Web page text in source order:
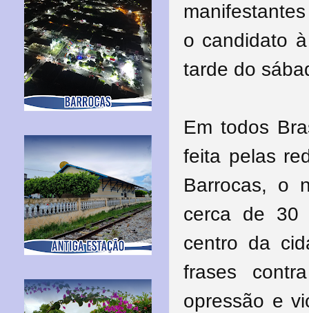
o candidato
tarde do
Em todos
feita pelas
Barrocas, o
cerca de 30
centro da
frases
opressão e